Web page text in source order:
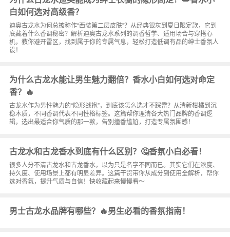
白如何选对高级香？
迪奥古龙水为何总被称作“西装第二层皮肤”？从经典银灰到夏日限定款，它到
底藏着什么香调秘密？解析迪奥古龙水系列的调香哲学、适用场合与穿搭心
机，教你避开雷区，找到属于你的专属气息，轻松打造低调有品的绅士香氛人
设！
为什么古龙水能让男生魅力翻倍？香水小白如何选对命定
香？🔥
古龙水作为男性魅力的“隐形战袍”，到底该怎么选才不踩雷？从清新柑橘到沉
稳木质，不同香调代表不同性格标签。这篇帮你理清各大热门品牌的香调逻
辑，选出最适合你气质的那一款，告别撞香尴尬，打造专属氛围感！
古龙水和古龙香水到底有什么区别？🤔香氛小白必看！
很多人分不清古龙水和古龙香水，以为只是名字不同而已。其实它们在浓度、
持久度、使用场景上都有明显差异。这篇干货带你从成分到使用全解析，帮你
选对香氛，提升气质与自信！快收藏起来慢慢看～
男士古龙水品牌有哪些？🔥男生必看的香氛指南！